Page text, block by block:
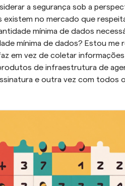
a segurança sob a
no mercado que
mínima de dados
mínima de dados? Estou me
em vez de coletar
de infraestrutura de
e outra vez com todos